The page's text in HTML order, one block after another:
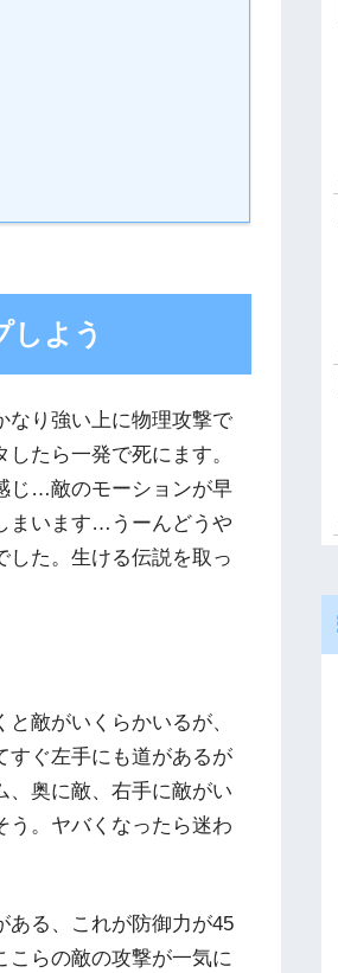
しよう
なり強い上に物理攻撃で
たら一発で死にます。
じ…敵のモーションが早
まいます…うーんどうや
た。生ける伝説を取っ
敵がいくらかいるが、
すぐ左手にも道があるが
、奥に敵、右手に敵がい
う。ヤバくなったら迷わ
ある、これが防御力が45
こらの敵の攻撃が一気に